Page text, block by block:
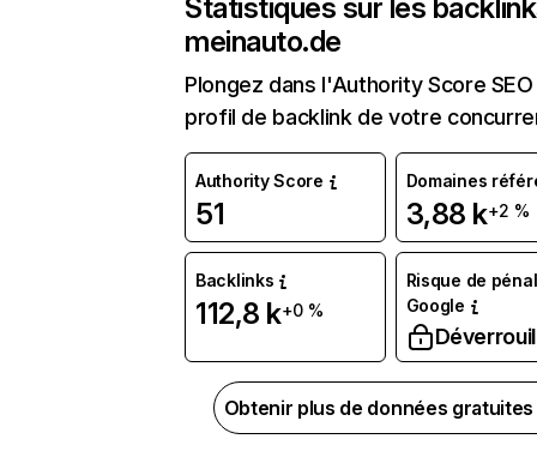
Statistiques sur les
meinauto.de
Plongez dans l'Authority Score
profil de backlink de votre
Authority Score
51
Domaines
3,88 k+2 %
Backlinks
112,8 k+0 %
Risque de
Google
Obtenir plus de données